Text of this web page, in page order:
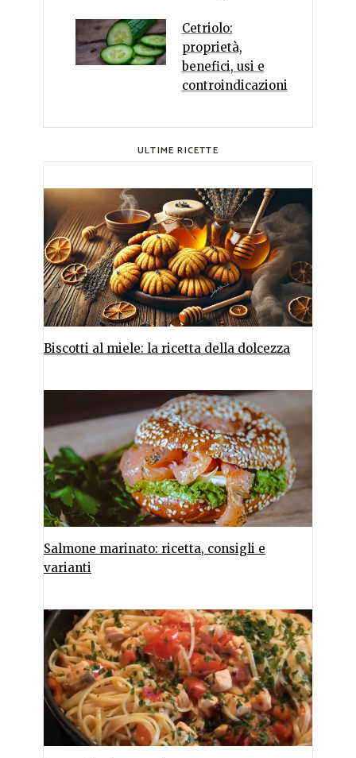
Cetriolo:
proprietà,
benefici, usi e
controindicazioni
ULTIME RICETTE
Biscotti al miele: la ricetta della dolcezza
Salmone marinato: ricetta, consigli e
varianti